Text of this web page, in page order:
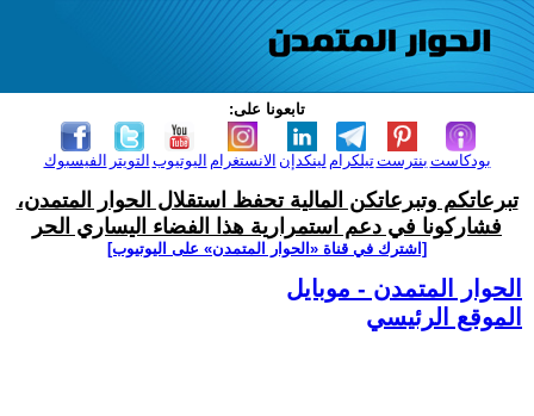
تابعونا على:
الفيسبوك التويتر اليوتيوب الانستغرام لينكدإن تيلكرامبنترست بودكاست
تبرعاتكم وتبرعاتكن المالية تحفظ استقلال الحوار المتمدن،
فشاركونا في دعم استمرارية هذا الفضاء اليساري الحر
[اشترك في قناة ‫«الحوار المتمدن» على اليوتيوب]
الحوار المتمدن - موبايل
الموقع الرئيسي